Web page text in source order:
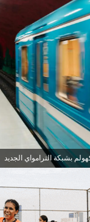
بشبكة الترامواي الجديد